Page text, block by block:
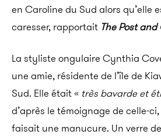
en Caroline du Sud alors qu’elle
caresser, rapportait The Post
La styliste ongulaire Cynthia
une amie, résidente de l’île de
Sud. Elle était « très bavarde et
d’après le témoignage de celle-
faisait une manucure. Un verre